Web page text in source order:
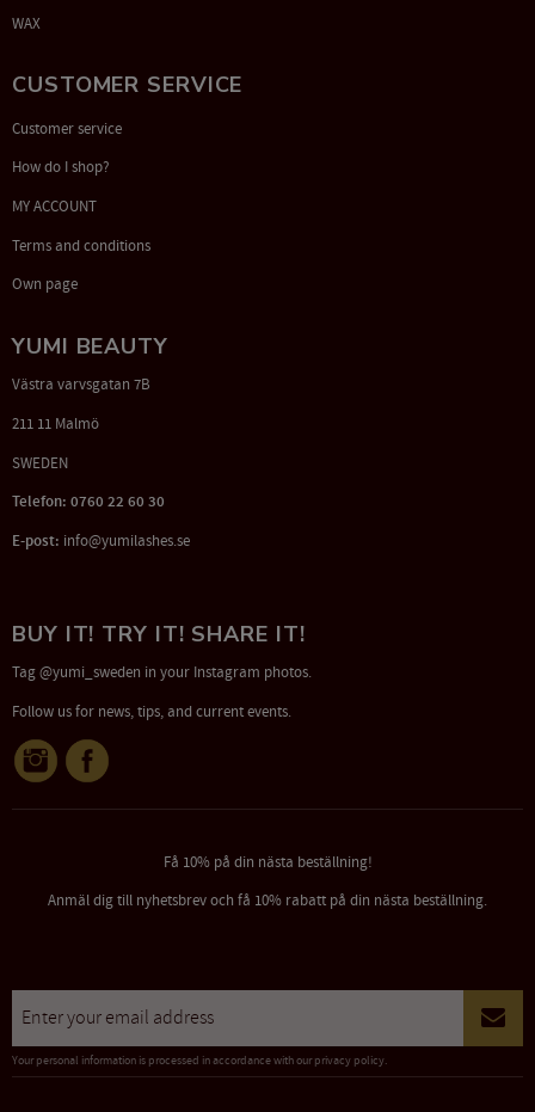
WAX
CUSTOMER SERVICE
Customer service
How do I shop?
MY ACCOUNT
Terms and conditions
Own page
YUMI BEAUTY
Västra varvsgatan 7B
211 11 Malmö
SWEDEN
Telefon: 0760 22 60 30
E-post: info@yumilashes.se
BUY IT! TRY IT! SHARE IT!
Tag @yumi_sweden in your Instagram photos.
Follow us for news, tips, and current events.
Få 10% på din nästa beställning!
Anmäl dig till nyhetsbrev och få 10% rabatt på din nästa beställning.
Your personal information is processed in accordance with ourprivacy policy.